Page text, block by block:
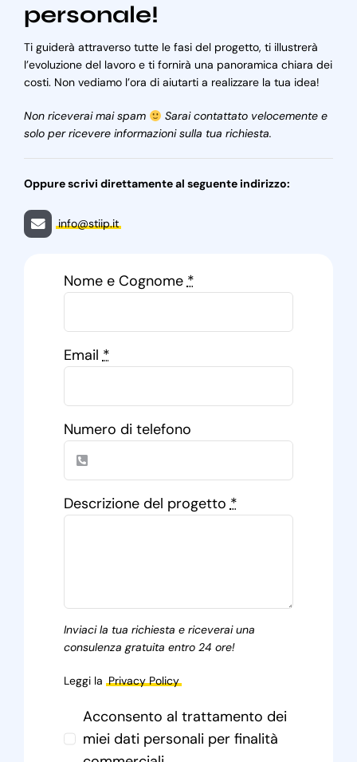
personale!
Ti guiderà attraverso tutte le fasi del progetto, ti illustrerà
l’evoluzione del lavoro e ti fornirà una panoramica chiara dei
costi. Non vediamo l’ora di aiutarti a realizzare la tua idea!
Non riceverai mai spam
Sarai contattato velocemente e
solo per ricevere informazioni sulla tua richiesta.
Oppure scrivi direttamente al seguente indirizzo:
info@stiip.it
Nome e Cognome*
Email*
Numero di telefono
Descrizione del progetto*
Inviaci la tua richiesta e riceverai una
consulenza gratuita entro 24 ore!
Leggi la Privacy Policy
Acconsento al trattamento dei
miei dati personali per finalità